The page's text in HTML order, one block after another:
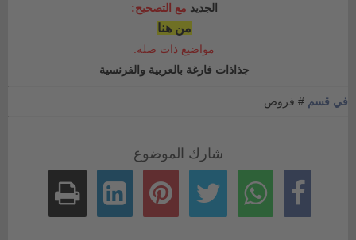
الجديد مع التصحيح:
من هنا
مواضيع ذات صلة:
جذاذات فارغة بالعربية والفرنسية
في قسم # فروض
شارك الموضوع